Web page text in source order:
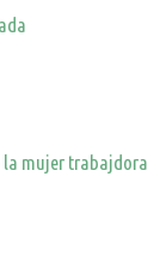
mujer trabajdora